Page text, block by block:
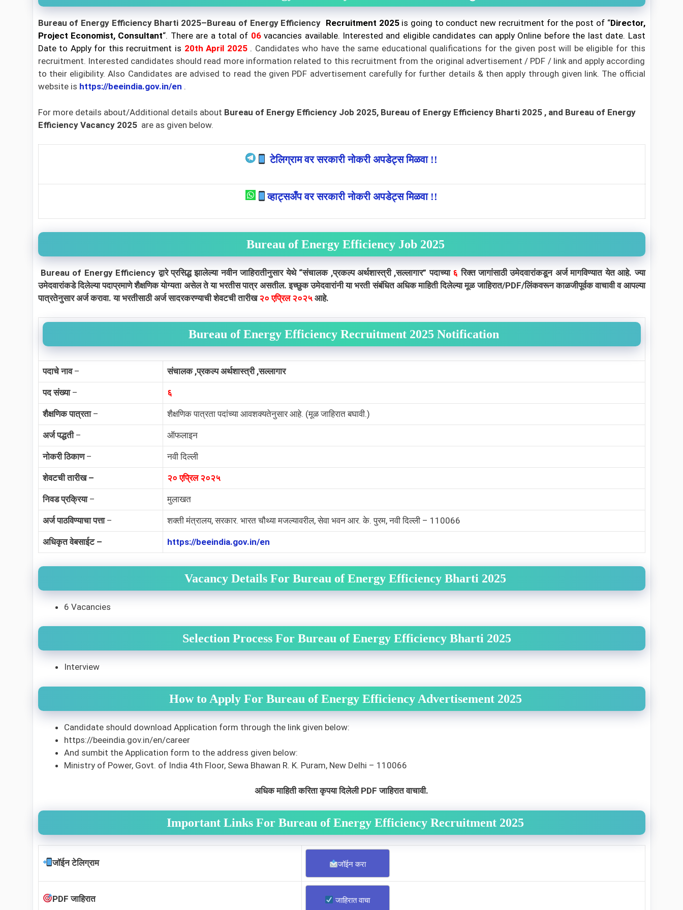
Bureau of Energy Efficiency Bharti 2025–Bureau of Energy Efficiency Recruitment 2025 is going to conduct new recruitment for the post of “Director,
Project Economist, Consultant“. There are a total of 06vacancies available. Interested and eligible candidates can apply Online before the last date. Last
Date to Apply for this recruitment is 20th April 2025. Candidates who have the same educational qualifications for the given post will be eligible for this
recruitment. Interested candidates should read more information related to this recruitment from the original advertisement / PDF / link and apply according
to their eligibility. Also Candidates are advised to read the given PDF advertisement carefully for further details & then apply through given link. The official
website is https://beeindia.gov.in/en .
For more details about/Additional details about Bureau of Energy Efficiency Job 2025, Bureau of Energy Efficiency Bharti 2025 , and Bureau of Energy
Efficiency Vacancy 2025are as given below.
टेलिग्राम वर सरकारी नोकरी अपडेट्स मिळवा !!
व्हाट्सअँप वर सरकारी नोकरी अपडेट्स मिळवा !!
Bureau of Energy Efficiency Job 2025
Bureau of Energy Efficiency द्वारे प्रसिद्ध झालेल्या नवीन जाहिरातीनुसार येथे “संचालक ,प्रकल्प अर्थशास्त्री ,सल्लागार” पदाच्या६रिक्त जागांसाठी उमेदवारांकडून अर्ज मागविण्यात येत आहे. ज्या
उमेदवारांकडे दिलेल्या पदाप्रमाणे शैक्षणिक योग्यता असेल ते या भरतीस पात्र असतील. इच्छुक उमेदवारांनी या भरती संबंधित अधिक माहिती दिलेल्या मूळ जाहिरात/PDF/लिंकवरून काळजीपूर्वक वाचावी व आपल्या
पात्रतेनुसार अर्ज करावा. या भरतीसाठी अर्ज सादरकरण्याची शेवटची तारीख२० एप्रिल २०२५आहे.
Bureau of Energy Efficiency Recruitment 2025 Notification
पदाचे नाव– संचालक ,प्रकल्प अर्थशास्त्री ,सल्लागार
पद संख्या– ६
शैक्षणिक पात्रता– शैक्षणिक पात्रता पदांच्या आवशक्यतेनुसार आहे. (मूळ जाहिरात बघावी.)
अर्ज पद्धती– ऑफलाइन
नोकरी ठिकाण– नवी दिल्ली
शेवटची तारीख – २० एप्रिल २०२५
निवड प्रक्रिया– मुलाखत
अर्ज पाठविण्याचा पत्ता– शक्ती मंत्रालय, सरकार. भारत चौथ्या मजल्यावरील, सेवा भवन आर. के. पुरम, नवी दिल्ली – 110066
अधिकृत वेबसाईट – https://beeindia.gov.in/en
Vacancy Details For Bureau of Energy Efficiency Bharti 2025
6 Vacancies
Selection Process For Bureau of Energy Efficiency Bharti 2025
Interview
How to Apply For Bureau of Energy Efficiency Advertisement 2025
Candidate should download Application form through the link given below:
https://beeindia.gov.in/en/career
And sumbit the Application form to the address given below:
Ministry of Power, Govt. of India 4th Floor, Sewa Bhawan R. K. Puram, New Delhi – 110066
अधिक माहिती करिता कृपया दिलेली PDF जाहिरात वाचावी.
Important Links For Bureau of Energy Efficiency Recruitment 2025
जॉईन टेलिग्राम जॉईन करा
PDF जाहिरात जाहिरात वाचा